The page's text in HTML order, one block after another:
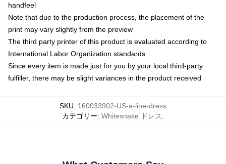
handfeel
Note that due to the production process, the placement of the
print may vary slightly from the preview
The third party printer of this product is evaluated according to
International Labor Organization standards
Since every item is made just for you by your local third-party
fulfiller, there may be slight variances in the product received
SKU: 160033902-US-a-line-dress
カテゴリー: Whitesnake ドレス